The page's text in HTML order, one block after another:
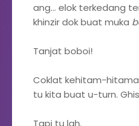
ang... elok terkedang
khinzir dok buat muka
Tanjat boboi!
Coklat kehitam-
tu kita buat u-turn.
Tapi tu lah.